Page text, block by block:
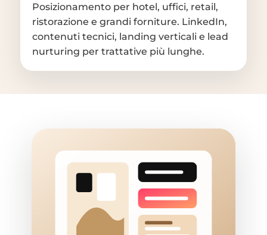
Posizionamento per hotel, uffici, retail,
ristorazione e grandi forniture. LinkedIn,
contenuti tecnici, landing verticali e lead
nurturing per trattative più lunghe.